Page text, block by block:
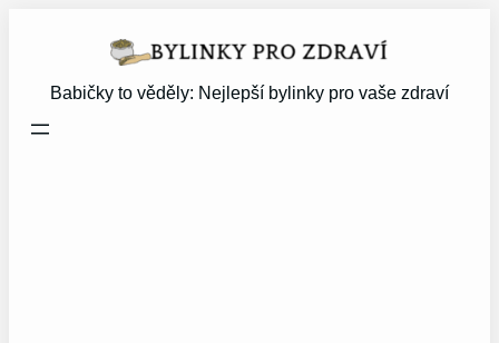
Babičky to věděly: Nejlepší bylinky pro vaše zdraví